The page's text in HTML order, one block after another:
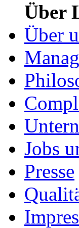
Über
Über
Jobs
Presse